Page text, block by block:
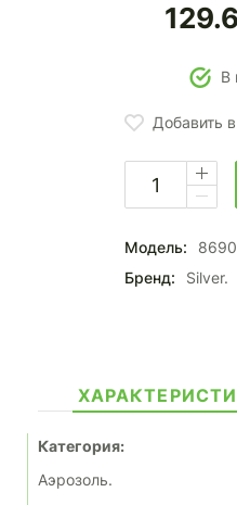
В
Добавить
Модель:
Бренд:
Silver.
Категория:
Аэрозоль.